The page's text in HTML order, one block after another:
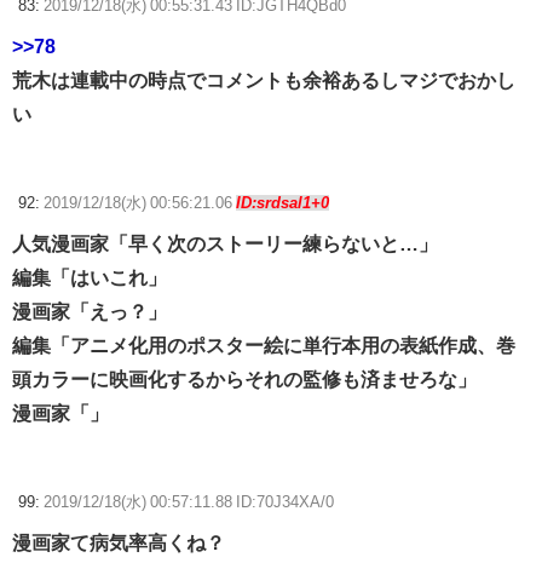
83: 2019/12/18(水) 00:55:31.43 ID:JGTH4QBd0
>>78
荒木は連載中の時点でコメントも余裕あるしマジでおかし
い
92: 2019/12/18(水) 00:56:21.06 ID:srdsal1+0
人気漫画家「早く次のストーリー練らないと…」
編集「はいこれ」
漫画家「えっ？」
編集「アニメ化用のポスター絵に単行本用の表紙作成、巻
頭カラーに映画化するからそれの監修も済ませろな」
漫画家「」
99: 2019/12/18(水) 00:57:11.88 ID:70J34XA/0
漫画家て病気率高くね？